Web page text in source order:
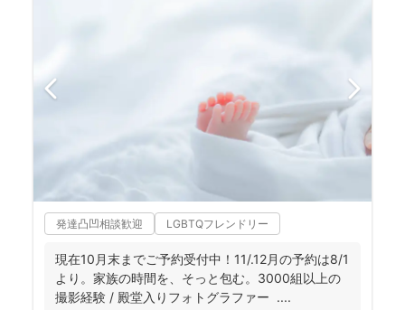
発達凸凹相談歓迎 LGBTQフレンドリー
現在10月末までご予約受付中！11/.12月の予約は8/1
より。家族の時間を、そっと包む。3000組以上の
撮影経験 / 殿堂入りフォトグラファー ....